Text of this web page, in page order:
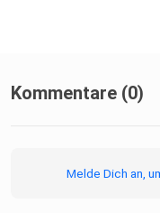
Kommentare (0)
Melde Dich an,